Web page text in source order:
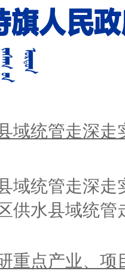
域统管走深
域统管走深
供水县域统管
重点产业、